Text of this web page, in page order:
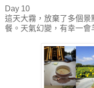
Day 10
這天大霧，放棄了多個
餐。天氣幻變，有幸一會